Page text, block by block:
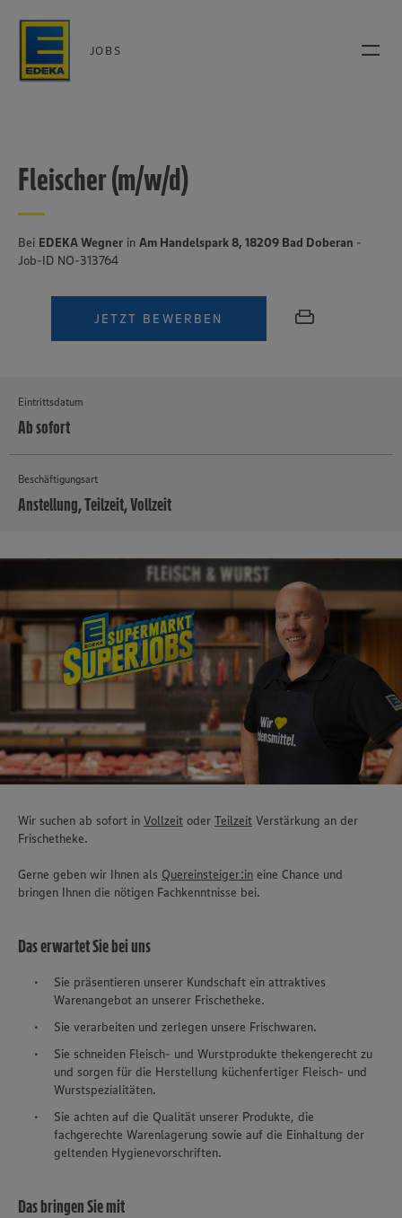
JOBS
Fleischer (m/w/d)
Bei EDEKA Wegner in Am Handelspark 8, 18209 Bad Doberan -
Job-ID NO-313764
JETZT BEWERBEN
Eintrittsdatum
Ab sofort
Beschäftigungsart
Anstellung, Teilzeit, Vollzeit
Wir suchen ab sofort in Vollzeit oder Teilzeit Verstärkung an der
Frischetheke.
Gerne geben wir Ihnen als Quereinsteiger:in eine Chance und
bringen Ihnen die nötigen Fachkenntnisse bei.
Das erwartet Sie bei uns
Sie präsentieren unserer Kundschaft ein attraktives
Warenangebot an unserer Frischetheke.
Sie verarbeiten und zerlegen unsere Frischwaren.
Sie schneiden Fleisch- und Wurstprodukte thekengerecht zu
und sorgen für die Herstellung küchenfertiger Fleisch- und
Wurstspezialitäten.
Sie achten auf die Qualität unserer Produkte, die
fachgerechte Warenlagerung sowie auf die Einhaltung der
geltenden Hygienevorschriften.
Das bringen Sie mit